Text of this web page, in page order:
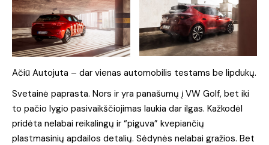
Ačiū Autojuta – dar vienas automobilis testams be lipdukų.
Svetainė paprasta. Nors ir yra panašumų į VW Golf, bet iki
to pačio lygio pasivaikščiojimas laukia dar ilgas. Kažkodėl
pridėta nelabai reikalingų ir “piguva” kvepiančių
plastmasinių apdailos detalių. Sėdynės nelabai gražios. Bet